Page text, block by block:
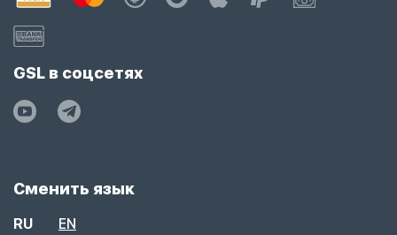
GSL в соцсетях
Сменить язык
RU EN